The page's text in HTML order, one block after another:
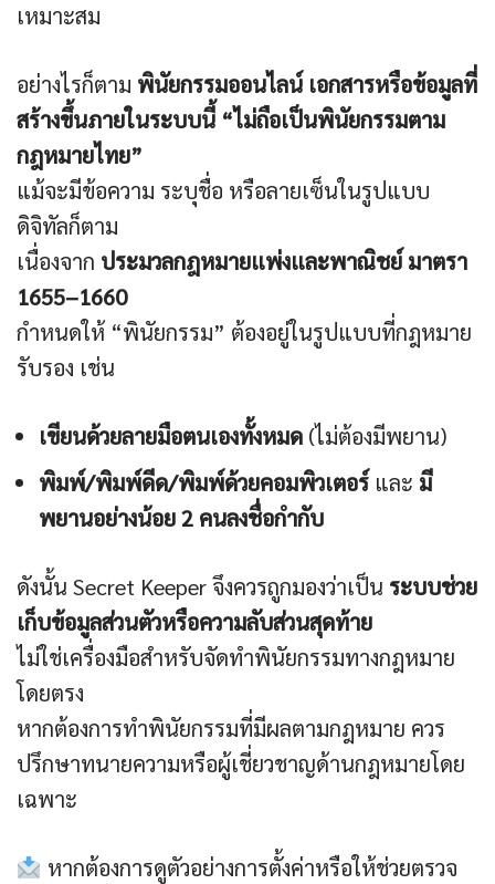
เหมาะสม
อย่างไรก็ตาม พินัยกรรมออนไลน์ เอกสารหรือข้อมูลที่
สร้างขึ้นภายในระบบนี้ “ไม่ถือเป็นพินัยกรรมตาม
กฎหมายไทย”
แม้จะมีข้อความ ระบุชื่อ หรือลายเซ็นในรูปแบบ
ดิจิทัลก็ตาม
เนื่องจาก ประมวลกฎหมายแพ่งและพาณิชย์ มาตรา
1655–1660
กำหนดให้ “พินัยกรรม” ต้องอยู่ในรูปแบบที่กฎหมาย
รับรอง เช่น
เขียนด้วยลายมือตนเองทั้งหมด (ไม่ต้องมีพยาน)
พิมพ์/พิมพ์ดีด/พิมพ์ด้วยคอมพิวเตอร์ และ มี
พยานอย่างน้อย 2 คนลงชื่อกำกับ
ดังนั้น Secret Keeper จึงควรถูกมองว่าเป็น ระบบช่วย
เก็บข้อมูลส่วนตัวหรือความลับส่วนสุดท้าย
ไม่ใช่เครื่องมือสำหรับจัดทำพินัยกรรมทางกฎหมาย
โดยตรง
หากต้องการทำพินัยกรรมที่มีผลตามกฎหมาย ควร
ปรึกษาทนายความหรือผู้เชี่ยวชาญด้านกฎหมายโดย
เฉพาะ
หากต้องการดูตัวอย่างการตั้งค่าหรือให้ช่วยตรวจ